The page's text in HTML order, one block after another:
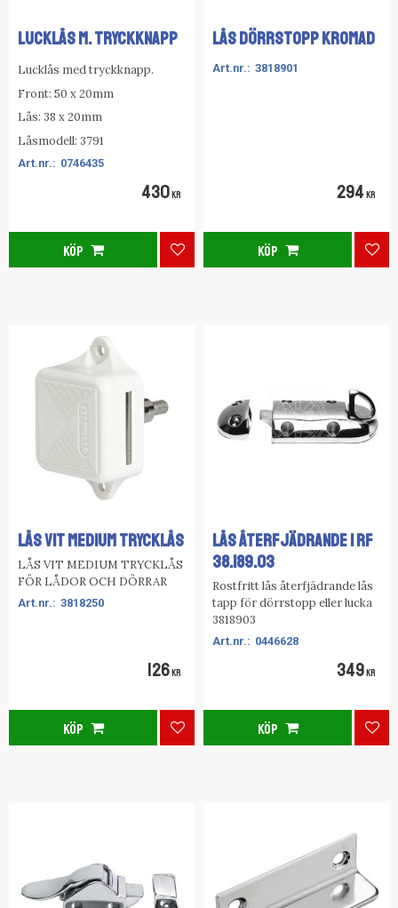
LUCKLÅS M. TRYCKKNAPP
Lucklås med tryckknapp.
Front: 50 x 20mm
Lås: 38 x 20mm
Låsmodell: 3791
0746435
430KR
Lägg till i favoriter
KÖP
LÅS DÖRRSTOPP KROMAD
3818901
294 KR
KÖP
LÅS VIT MEDIUM TRYCKLÅS
LÅS VIT MEDIUM TRYCKLÅS
FÖR LÅDOR OCH DÖRRAR
3818250
126 KR
Lägg till i favoriter
KÖP
LÅS ÅTERFJÄDRANDE I RF
38.189.03
Rostfritt lås återfjädrande lås
tapp för dörrstopp eller lucka
3818903
0446628
349 KR
KÖP